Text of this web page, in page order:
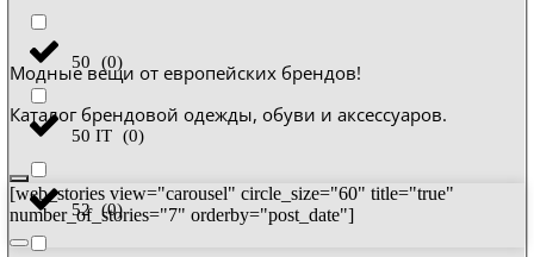
50 (0)
50 IT (0)
52 (0)
Модные вещи от европейских брендов!
Каталог брендовой одежды, обуви и аксессуаров.
[web_stories view="carousel" circle_size="60" title="true"
number_of_stories="7" orderby="post_date"]